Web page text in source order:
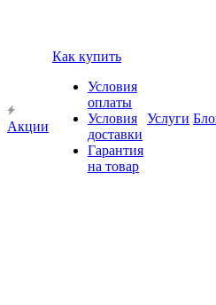
Акции
Как купить
Условия
оплаты
Условия
доставки
Гарантия
на товар
Услуги